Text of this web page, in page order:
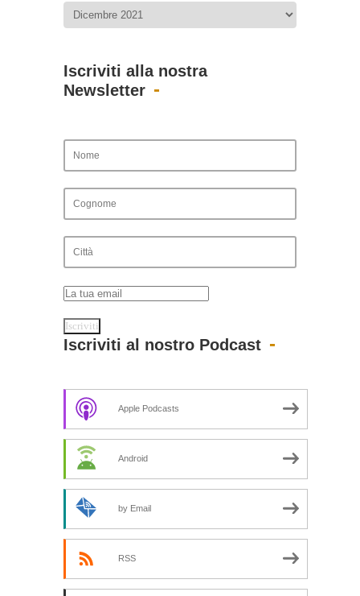
Iscriviti alla nostra
Newsletter
Iscriviti al nostro Podcast
Apple Podcasts
Android
by Email
RSS